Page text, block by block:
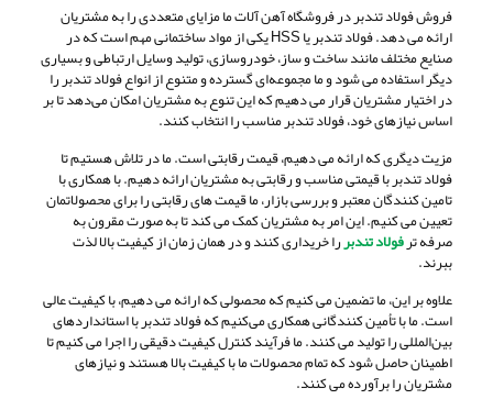
فروش فولاد تندبر در فروشگاه آهن آلات ما مزایای متعددی را به مشتریان
ارائه می‌ دهد. فولاد تندبر یا HSS یکی از مواد ساختمانی مهم است که در
صنایع مختلف مانند ساخت و ساز، خودروسازی، تولید وسایل ارتباطی و بسیاری
دیگر استفاده می‌ شود و ما مجموعه‌ای گسترده و متنوع از انواع فولاد تندبر را
در اختیار مشتریان قرار می‌ دهیم که این تنوع به مشتریان امکان می‌دهد تا بر
اساس نیازهای خود، فولاد تندبر مناسب را انتخاب کنند.
مزیت دیگری که ارائه می ‌دهیم، قیمت رقابتی است. ما در تلاش هستیم تا
فولاد تندبر با قیمتی مناسب و رقابتی به مشتریان ارائه دهیم. با همکاری با
تامین کنندگان معتبر و بررسی بازار، ما قیمت‌ های رقابتی را برای محصولاتمان
تعیین می‌ کنیم. این امر به مشتریان کمک می ‌کند تا به صورت مقرون به
صرفه ترفولاد تندبررا خریداری کنند و در همان زمان از کیفیت بالا لذت
ببرند.
علاوه بر این، ما تضمین می ‌کنیم که محصولی که ارائه می ‌دهیم، با کیفیت عالی
است. ما با تأمین کنندگانی همکاری می‌کنیم که فولاد تندبر با استانداردهای
بین‌المللی را تولید می ‌کنند. ما فرآیند کنترل کیفیت دقیقی را اجرا می ‌کنیم تا
اطمینان حاصل شود که تمام محصولات ما با کیفیت بالا هستند و نیازهای
مشتریان را برآورده می ‌کنند.